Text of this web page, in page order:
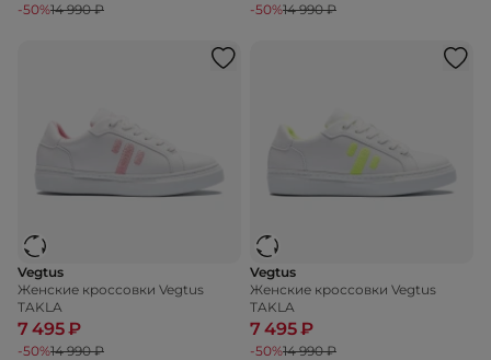
-50%14 990 ₽ -50%14 990 ₽
Vegtus
Женские кроссовки Vegtus
TAKLA
7 495 ₽
-50%14 990 ₽
Vegtus
Женские кроссовки Vegtus
TAKLA
7 495 ₽
-50%14 990 ₽